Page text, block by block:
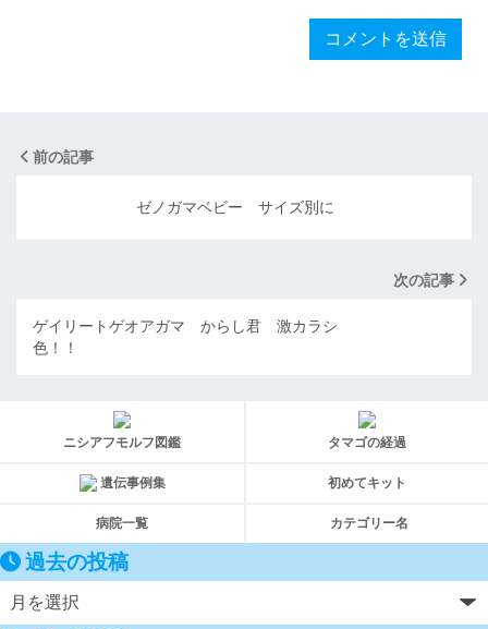
前の記事
ゼノガマベビー サイズ別に
次の記事
ゲイリートゲオアガマ からし君 激カラシ
色！！
ニシアフモルフ図鑑 タマゴの経過
遺伝事例集 初めてキット
病院一覧 カテゴリー名
過去の投稿